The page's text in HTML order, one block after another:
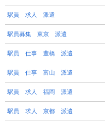
駅員 求人 派遣
駅員募集 東京 派遣
駅員 仕事 豊橋 派遣
駅員 仕事 富山 派遣
駅員 求人 福岡 派遣
駅員 求人 京都 派遣